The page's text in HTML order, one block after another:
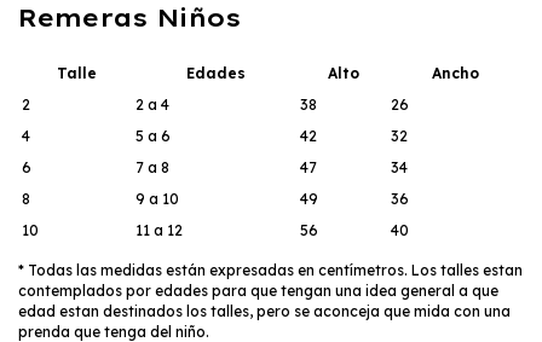
Remeras Niños
Talle Edades Alto
Ancho
2
2 a 4 38
26
4
5 a 6 42
32
6
7 a 8 47
34
8
9 a 10 49
36
10
11 a 12 56 40
* Todas las medidas están expresadas en centímetros. Los talles estan
contemplados por edades para que tengan una idea general a que
edad estan destinados los talles, pero se aconceja que mida con una
prenda que tenga del niño.